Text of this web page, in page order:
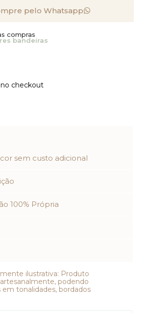
pelo Whatsapp
compras
bandeiras
checkout
sem custo adicional
100% Própria
ilustrativa: Produto
podendo
em tonalidades, bordados